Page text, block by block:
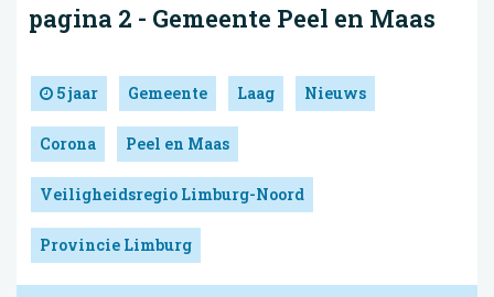
pagina 2 - Gemeente Peel en Maas
5 jaar Gemeente Laag Nieuws
Corona Peel en Maas
Veiligheidsregio Limburg-Noord
Provincie Limburg